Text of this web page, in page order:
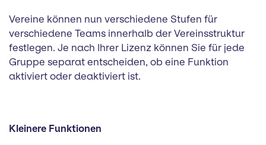
Vereine können nun verschiedene Stufen für
verschiedene Teams innerhalb der Vereinsstruktur
festlegen. Je nach Ihrer Lizenz können Sie für jede
Gruppe separat entscheiden, ob eine Funktion
aktiviert oder deaktiviert ist.
Kleinere Funktionen